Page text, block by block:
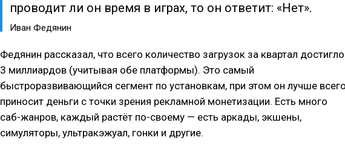
проводит ли он время в играх, то он ответит: «Нет».
Иван Федянин
Федянин рассказал, что всего количество загрузок за квартал достигло
3 миллиардов (учитывая обе платформы). Это самый
быстроразвивающийся сегмент по установкам, при этом он лучше
приносит деньги с точки зрения рекламной монетизации. Есть много
саб-жанров, каждый растёт по-своему — есть аркады, экшены,
симуляторы, ультракэжуал, гонки и другие.